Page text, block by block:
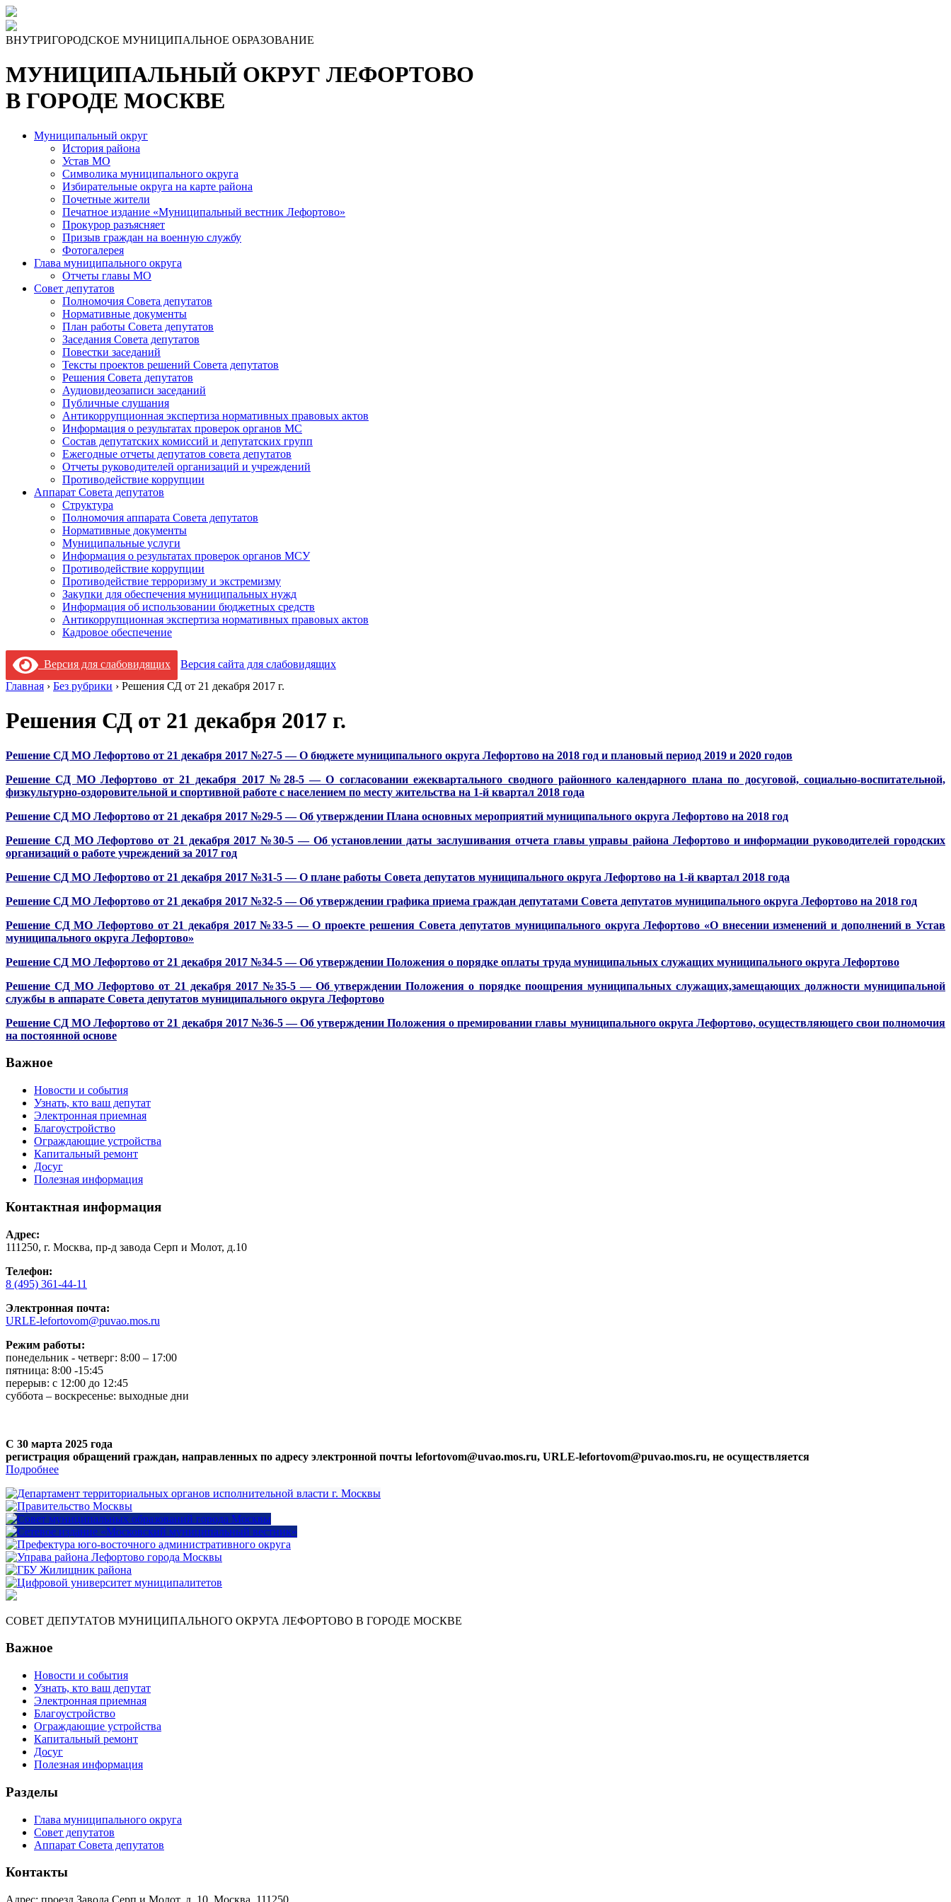
ВНУТРИГОРОДСКОЕ МУНИЦИПАЛЬНОЕ ОБРАЗОВАНИЕ
МУНИЦИПАЛЬНЫЙ ОКРУГ ЛЕФОРТОВО
В ГОРОДЕ МОСКВЕ
Муниципальный округ
История района
Устав МО
Символика муниципального округа
Избирательные округа на карте района
Почетные жители
Печатное издание «Муниципальный вестник Лефортово»
Прокурор разъясняет
Призыв граждан на военную службу
Фотогалерея
Глава муниципального округа
Отчеты главы МО
Совет депутатов
Полномочия Совета депутатов
Нормативные документы
План работы Совета депутатов
Заседания Cовета депутатов
Повестки заседаний
Тексты проектов решений Совета депутатов
Решения Совета депутатов
Аудиовидеозаписи заседаний
Публичные слушания
Антикоррупционная экспертиза нормативных правовых актов
Информация о результатах проверок органов МС
Состав депутатских комиссий и депутатских групп
Ежегодные отчеты депутатов совета депутатов
Отчеты руководителей организаций и учреждений
Противодействие коррупции
Аппарат Совета депутатов
Структура
Полномочия аппарата Совета депутатов
Нормативные документы
Муниципальные услуги
Информация о результатах проверок органов МСУ
Противодействие коррупции
Противодействие терроризму и экстремизму
Закупки для обеспечения муниципальных нужд
Информация об использовании бюджетных средств
Антикоррупционная экспертиза нормативных правовых актов
Кадровое обеспечение
Версия для слабовидящих
Версия сайта для слабовидящих
Главная › Без рубрики › Решения СД от 21 декабря 2017 г.
Решения СД от 21 декабря 2017 г.
Решение СД МО Лефортово от 21 декабря 2017 №27-5 — О бюджете муниципального округа Лефортово на 2018 год и плановый период 2019 и 2020 годов
Решение СД МО Лефортово от 21 декабря 2017 №28-5 — О согласовании ежеквартального сводного районного календарного плана по досуговой, социально-воспитательной,
физкультурно-оздоровительной и спортивной работе с населением по месту жительства на 1-й квартал 2018 года
Решение СД МО Лефортово от 21 декабря 2017 №29-5 — Об утверждении Плана основных мероприятий муниципального округа Лефортово на 2018 год
Решение СД МО Лефортово от 21 декабря 2017 №30-5 — Об установлении даты заслушивания отчета главы управы района Лефортово и информации руководителей городских
организаций о работе учреждений за 2017 год
Решение СД МО Лефортово от 21 декабря 2017 №31-5 — О плане работы Совета депутатов муниципального округа Лефортово на 1-й квартал 2018 года
Решение СД МО Лефортово от 21 декабря 2017 №32-5 — Об утверждении графика приема граждан депутатами Совета депутатов муниципального округа Лефортово на 2018 год
Решение СД МО Лефортово от 21 декабря 2017 №33-5 — О проекте решения Совета депутатов муниципального округа Лефортово «О внесении изменений и дополнений в Устав
муниципального округа Лефортово»
Решение СД МО Лефортово от 21 декабря 2017 №34-5 — Об утверждении Положения о порядке оплаты труда муниципальных служащих муниципального округа Лефортово
Решение СД МО Лефортово от 21 декабря 2017 №35-5 — Об утверждении Положения о порядке поощрения муниципальных служащих,замещающих должности муниципальной
службы в аппарате Совета депутатов муниципального округа Лефортово
Решение СД МО Лефортово от 21 декабря 2017 №36-5 — Об утверждении Положения о премировании главы муниципального округа Лефортово, осуществляющего свои полномочия
на постоянной основе
Важное
Новости и события
Узнать, кто ваш депутат
Электронная приемная
Благоустройство
Ограждающие устройства
Капитальный ремонт
Досуг
Полезная информация
Контактная информация
Адрес:
111250, г. Москва, пр-д завода Серп и Молот, д.10
Телефон:
8 (495) 361-44-11
Электронная почта:
URLE-lefortovom@puvao.mos.ru
Режим работы:
понедельник - четверг: 8:00 – 17:00
пятница: 8:00 -15:45
перерыв: с 12:00 до 12:45
суббота – воскресенье: выходные дни
С 30 марта 2025 года
регистрация обращений граждан, направленных по адресу электронной почты lefortovom@uvao.mos.ru, URLE-lefortovom@puvao.mos.ru, не осуществляется
Подробнее
СОВЕТ ДЕПУТАТОВ МУНИЦИПАЛЬНОГО ОКРУГА ЛЕФОРТОВО В ГОРОДЕ МОСКВЕ
Важное
Новости и события
Узнать, кто ваш депутат
Электронная приемная
Благоустройство
Ограждающие устройства
Капитальный ремонт
Досуг
Полезная информация
Разделы
Глава муниципального округа
Совет депутатов
Аппарат Совета депутатов
Контакты
Адрес: проезд Завода Серп и Молот, д. 10, Москва, 111250